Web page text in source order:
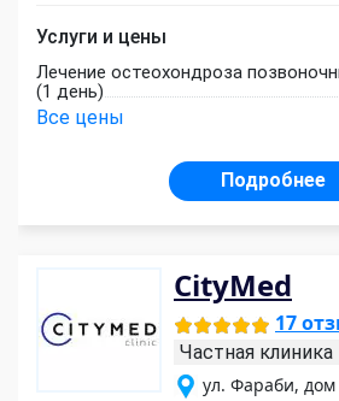
Услуги и цены
Лечение остеохондроза
(1 день)
Все цены
Подробнее
CityMed
17
Частная клиника
ул. Фараби, дом